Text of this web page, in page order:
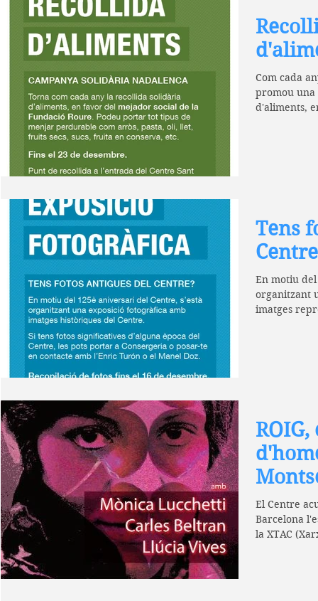
Com cada
promou una
d'aliments,
Tens
En motiu
organitzant
imatges
ROIG,
El Centre
Barcelona
la XTAC